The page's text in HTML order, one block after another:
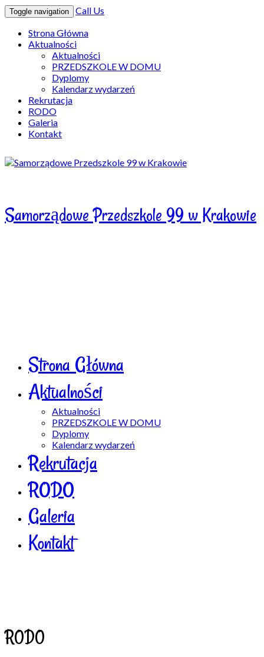
Toggle navigation
Call Us
Strona Główna
Aktualności
Aktualności
PRZEDSZKOLE W DOMU
Dyplomy
Kalendarz wydarzeń
Rekrutacja
RODO
Galeria
Kontakt
Samorządowe Przedszkole 99 w Krakowie
Strona Główna
Aktualności
Aktualności
PRZEDSZKOLE W DOMU
Dyplomy
Kalendarz wydarzeń
Rekrutacja
RODO
Galeria
Kontakt
RODO